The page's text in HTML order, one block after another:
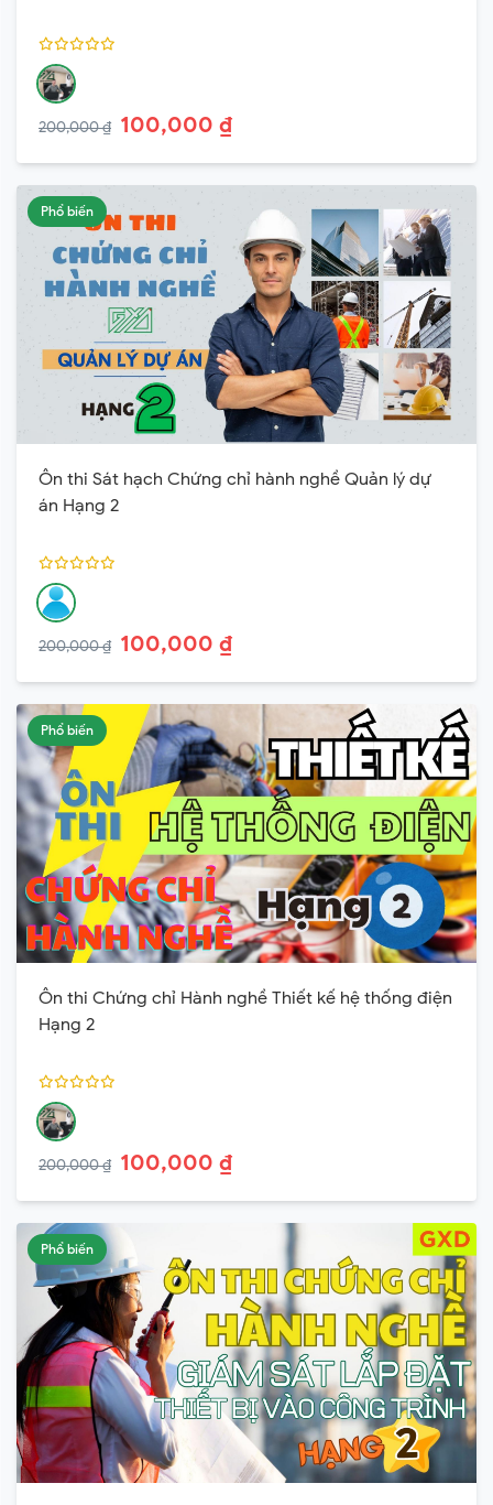
200,000 ₫ 100,000 ₫
Phổ biến
Ôn thi Sát hạch Chứng chỉ hành nghề Quản lý dự
án Hạng 2
200,000 ₫ 100,000 ₫
Phổ biến
Ôn thi Chứng chỉ Hành nghề Thiết kế hệ thống điện
Hạng 2
200,000 ₫ 100,000 ₫
Phổ biến